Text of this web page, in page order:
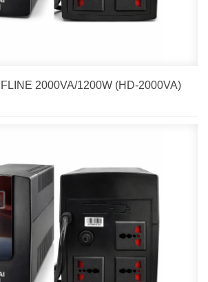
2000VA/1200W (HD-2000VA)